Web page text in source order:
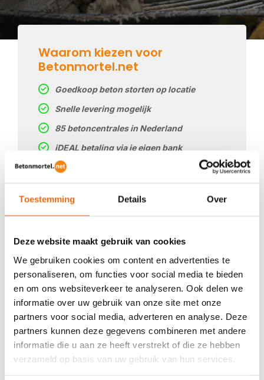
Toestemming Details Over
Deze website maakt gebruik van cookies
We gebruiken cookies om content en advertenties te
personaliseren, om functies voor social media te bieden
en om ons websiteverkeer te analyseren. Ook delen we
informatie over uw gebruik van onze site met onze
partners voor social media, adverteren en analyse. Deze
partners kunnen deze gegevens combineren met andere
informatie die u aan ze heeft verstrekt of die ze hebben
verzameld op basis van uw gebruik van hun services.
BETON BESTELLEN IN DAARLE
Ben je op zoek naar een leverancier bij jou in de buurt die
goedkoop beton kan storten in Daarle? Dan ben je bij ons
aan het juiste adres. Wij bezorgen kant-en-klaar beton in
Waarom kiezen voor
Betonmortel.net
Goedkoop beton storten op locatie
Snelle levering mogelijk
85 betoncentrales in Nederland
iDEAL betaling via je eigen bank
Prijs op basis van uw postcode
Veilig betalen met: